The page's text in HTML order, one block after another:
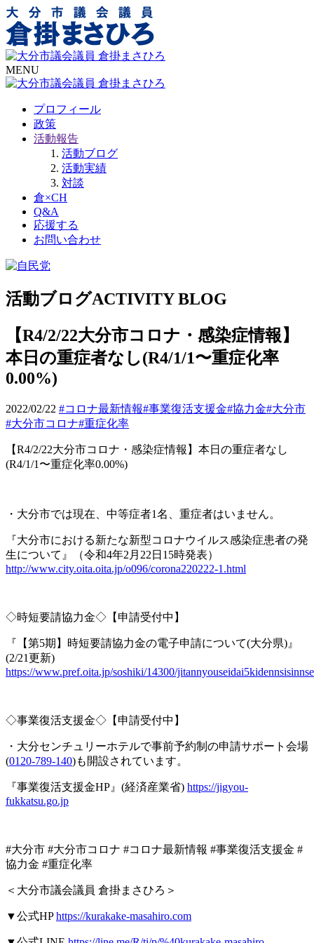
MENU
プロフィール
政策
活動報告
活動ブログ
活動実績
対談
倉×CH
Q&A
応援する
お問い合わせ
活動ブログACTIVITY BLOG
【R4/2/22大分市コロナ・感染症情報】
本日の重症者なし(R4/1/1〜重症化率
0.00%)
2022/02/22 #コロナ最新情報#事業復活支援金#協力金#大分市
#大分市コロナ#重症化率
【R4/2/22大分市コロナ・感染症情報】本日の重症者なし
(R4/1/1 〜重症化率0.00%)
・大分市では現在、中等症者1名、重症者はいません。
『大分市における新たな新型コロナウイルス感染症患者の発
生について』（令和4年2 月 22 日 15時発表）
http://www.city.oita.oita.jp/o096/corona220222-1.html
◇時短要請協力金◇ 【申請受付中】
『 【第5期】時短要請協力金の電子申請について(大分県) 』
(2/21更新)
https://www.pref.oita.jp/soshiki/14300/
◇事業復活支援金◇【申請受付中】
・大分センチュリーホテルで事前予約制の申請サポート会場
(0120-789-140)も開設されています。
『事業復活支援金HP 』 (経済産業省) https://jigyou-
fukkatsu.go.jp
#大分市 #大分市コロナ #コロナ最新情報 #事業復活支援金 #
協力金 #重症化率
＜大分市議会議員 倉掛まさひろ＞
▼公式HP https://kurakake-masahiro.com